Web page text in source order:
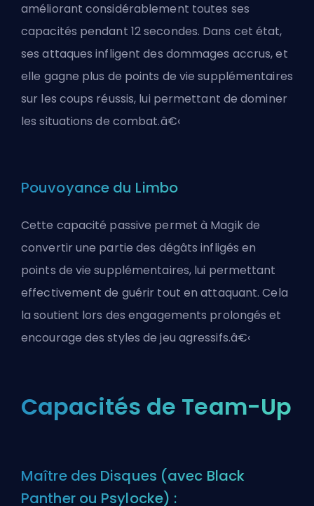
améliorant considérablement toutes ses
capacités pendant 12 secondes. Dans cet état,
ses attaques infligent des dommages accrus, et
elle gagne plus de points de vie supplémentaires
sur les coups réussis, lui permettant de dominer
les situations de combat.â€‹
Pouvoyance du Limbo
Cette capacité passive permet à Magik de
convertir une partie des dégâts infligés en
points de vie supplémentaires, lui permettant
effectivement de guérir tout en attaquant. Cela
la soutient lors des engagements prolongés et
encourage des styles de jeu agressifs.â€‹
Capacités de Team-Up
Maître des Disques (avec Black
Panther ou Psylocke) :